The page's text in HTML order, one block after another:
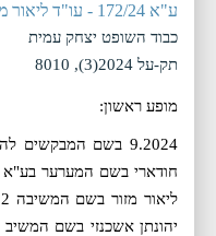
מאזכרים
סדר:
ע"א 172/24 - עו"ד ליאור מזור בתפקידו כנאמן נ' עזרא דואק
כבוד השופט יצחק עמית
תק-על 2024(3), 8010
מופע ראשון:
9.2024 בשם המבקשים להצטרף: עו"ד